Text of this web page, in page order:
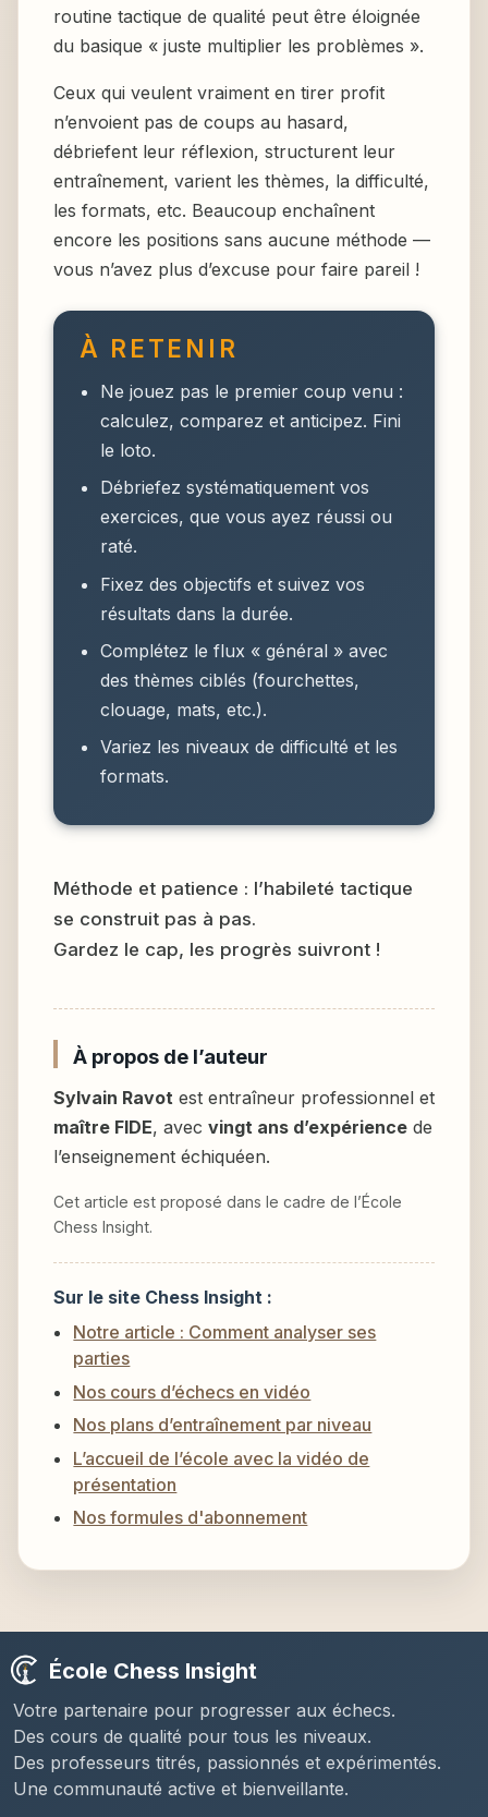
routine tactique de qualité peut être éloignée
du basique « juste multiplier les problèmes ».
Ceux qui veulent vraiment en tirer profit
n’envoient pas de coups au hasard,
débriefent leur réflexion, structurent leur
entraînement, varient les thèmes, la difficulté,
les formats, etc. Beaucoup enchaînent
encore les positions sans aucune méthode —
vous n’avez plus d’excuse pour faire pareil !
À RETENIR
Ne jouez pas le premier coup venu :
calculez, comparez et anticipez. Fini
le loto.
Débriefez systématiquement vos
exercices, que vous ayez réussi ou
raté.
Fixez des objectifs et suivez vos
résultats dans la durée.
Complétez le flux « général » avec
des thèmes ciblés (fourchettes,
clouage, mats, etc.).
Variez les niveaux de difficulté et les
formats.
Méthode et patience : l’habileté tactique
se construit pas à pas.
Gardez le cap, les progrès suivront !
À propos de l’auteur
Sylvain Ravot est entraîneur professionnel et
maître FIDE, avec vingt ans d’expérience de
l’enseignement échiquéen.
Cet article est proposé dans le cadre de l’École
Chess Insight.
Sur le site Chess Insight :
Notre article : Comment analyser ses
parties
Nos cours d’échecs en vidéo
Nos plans d’entraînement par niveau
L’accueil de l’école avec la vidéo de
présentation
Nos formules d'abonnement
École Chess Insight
Votre partenaire pour progresser aux échecs.
Des cours de qualité pour tous les niveaux.
Des professeurs titrés, passionnés et expérimentés.
Une communauté active et bienveillante.